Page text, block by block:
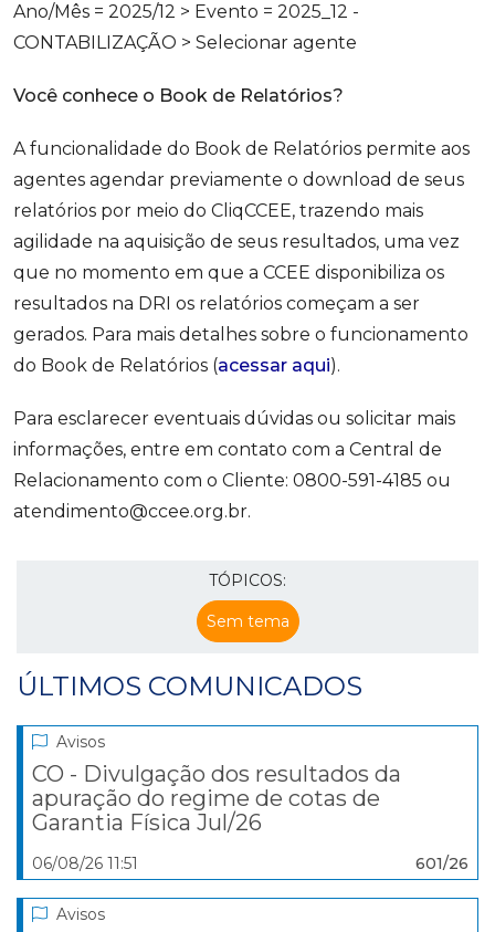
Ano/Mês = 2025/12 > Evento = 2025_12 -
CONTABILIZAÇÃO > Selecionar agente
Você conhece o Book de Relatórios?
A funcionalidade do Book de Relatórios permite aos
agentes agendar previamente o download de seus
relatórios por meio do CliqCCEE, trazendo mais
agilidade na aquisição de seus resultados, uma vez
que no momento em que a CCEE disponibiliza os
resultados na DRI os relatórios começam a ser
gerados. Para mais detalhes sobre o funcionamento
do Book de Relatórios (acessar aqui).
Para esclarecer eventuais dúvidas ou solicitar mais
informações, entre em contato com a Central de
Relacionamento com o Cliente: 0800-591-4185 ou
atendimento@ccee.org.br.
TÓPICOS:
Sem tema
ÚLTIMOS COMUNICADOS
Avisos
CO - Divulgação dos resultados da
apuração do regime de cotas de
Garantia Física Jul/26
06/08/26 11:51 601/26
Avisos